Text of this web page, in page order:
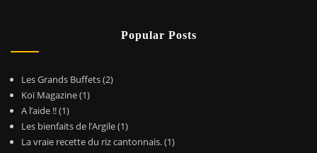
Popular Posts
Les Grands Buffets(2)
Koï Magazine(1)
A l’aide !!(1)
Les bienfaits de l’Argile(1)
La vraie recette du riz cantonnais.(1)